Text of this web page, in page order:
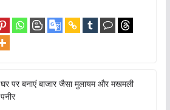
घर पर बनाएं बाजार जैसा मुलायम और मखमली
पनीर